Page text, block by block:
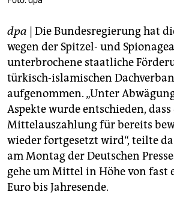
fragen & hilfe
unterstützen
abo
genossenschaft
epaper login
dpa | Die Bundesregierung hat
wegen der Spitzel- und
unterbrochene staatliche
türkisch-islamischen
aufgenommen. „Unter
Aspekte wurde entschieden, dass
Mittelauszahlung für bereits
wieder fortgesetzt wird“, teilte
am Montag der Deutschen
gehe um Mittel in Höhe von
Euro bis Jahresende.